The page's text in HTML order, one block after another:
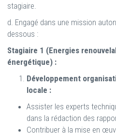
stagiaire.
d. Engagé dans une mission
dessous :
Stagiaire 1 (Energies
énergétique) :
Développement
locale :
Assister les experts
dans la rédaction des
Contribuer à la mise en